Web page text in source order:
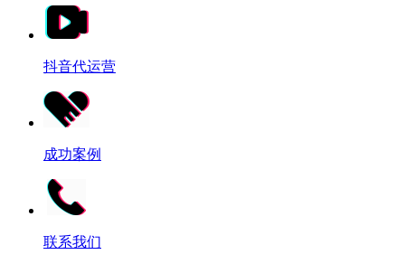
抖音代运营
成功案例
联系我们